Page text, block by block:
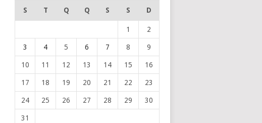
S T Q Q S S D
1 2
3 4 5 6 7 8 9
10 11 12 13 14 15 16
17 18 19 20 21 22 23
24 25 26 27 28 29 30
31